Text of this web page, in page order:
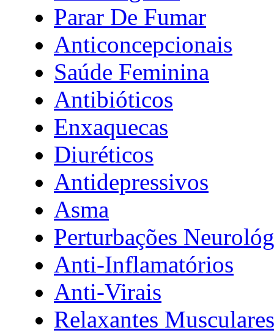
Parar De Fumar
Anticoncepcionais
Saúde Feminina
Antibióticos
Enxaquecas
Diuréticos
Antidepressivos
Asma
Perturbações
Anti-Inflamatórios
Anti-Virais
Relaxantes Musculares